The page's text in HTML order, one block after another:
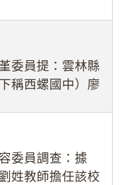
不僅首份調查報
委員提：雲林縣
稱西螺國中）廖
，歷經該校校園
委員調查：據
姓教師擔任該校